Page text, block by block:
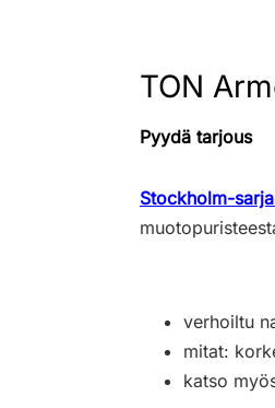
TON
Pyydä tarjous
Stockholm-
verhoiltu
mitat:
katso